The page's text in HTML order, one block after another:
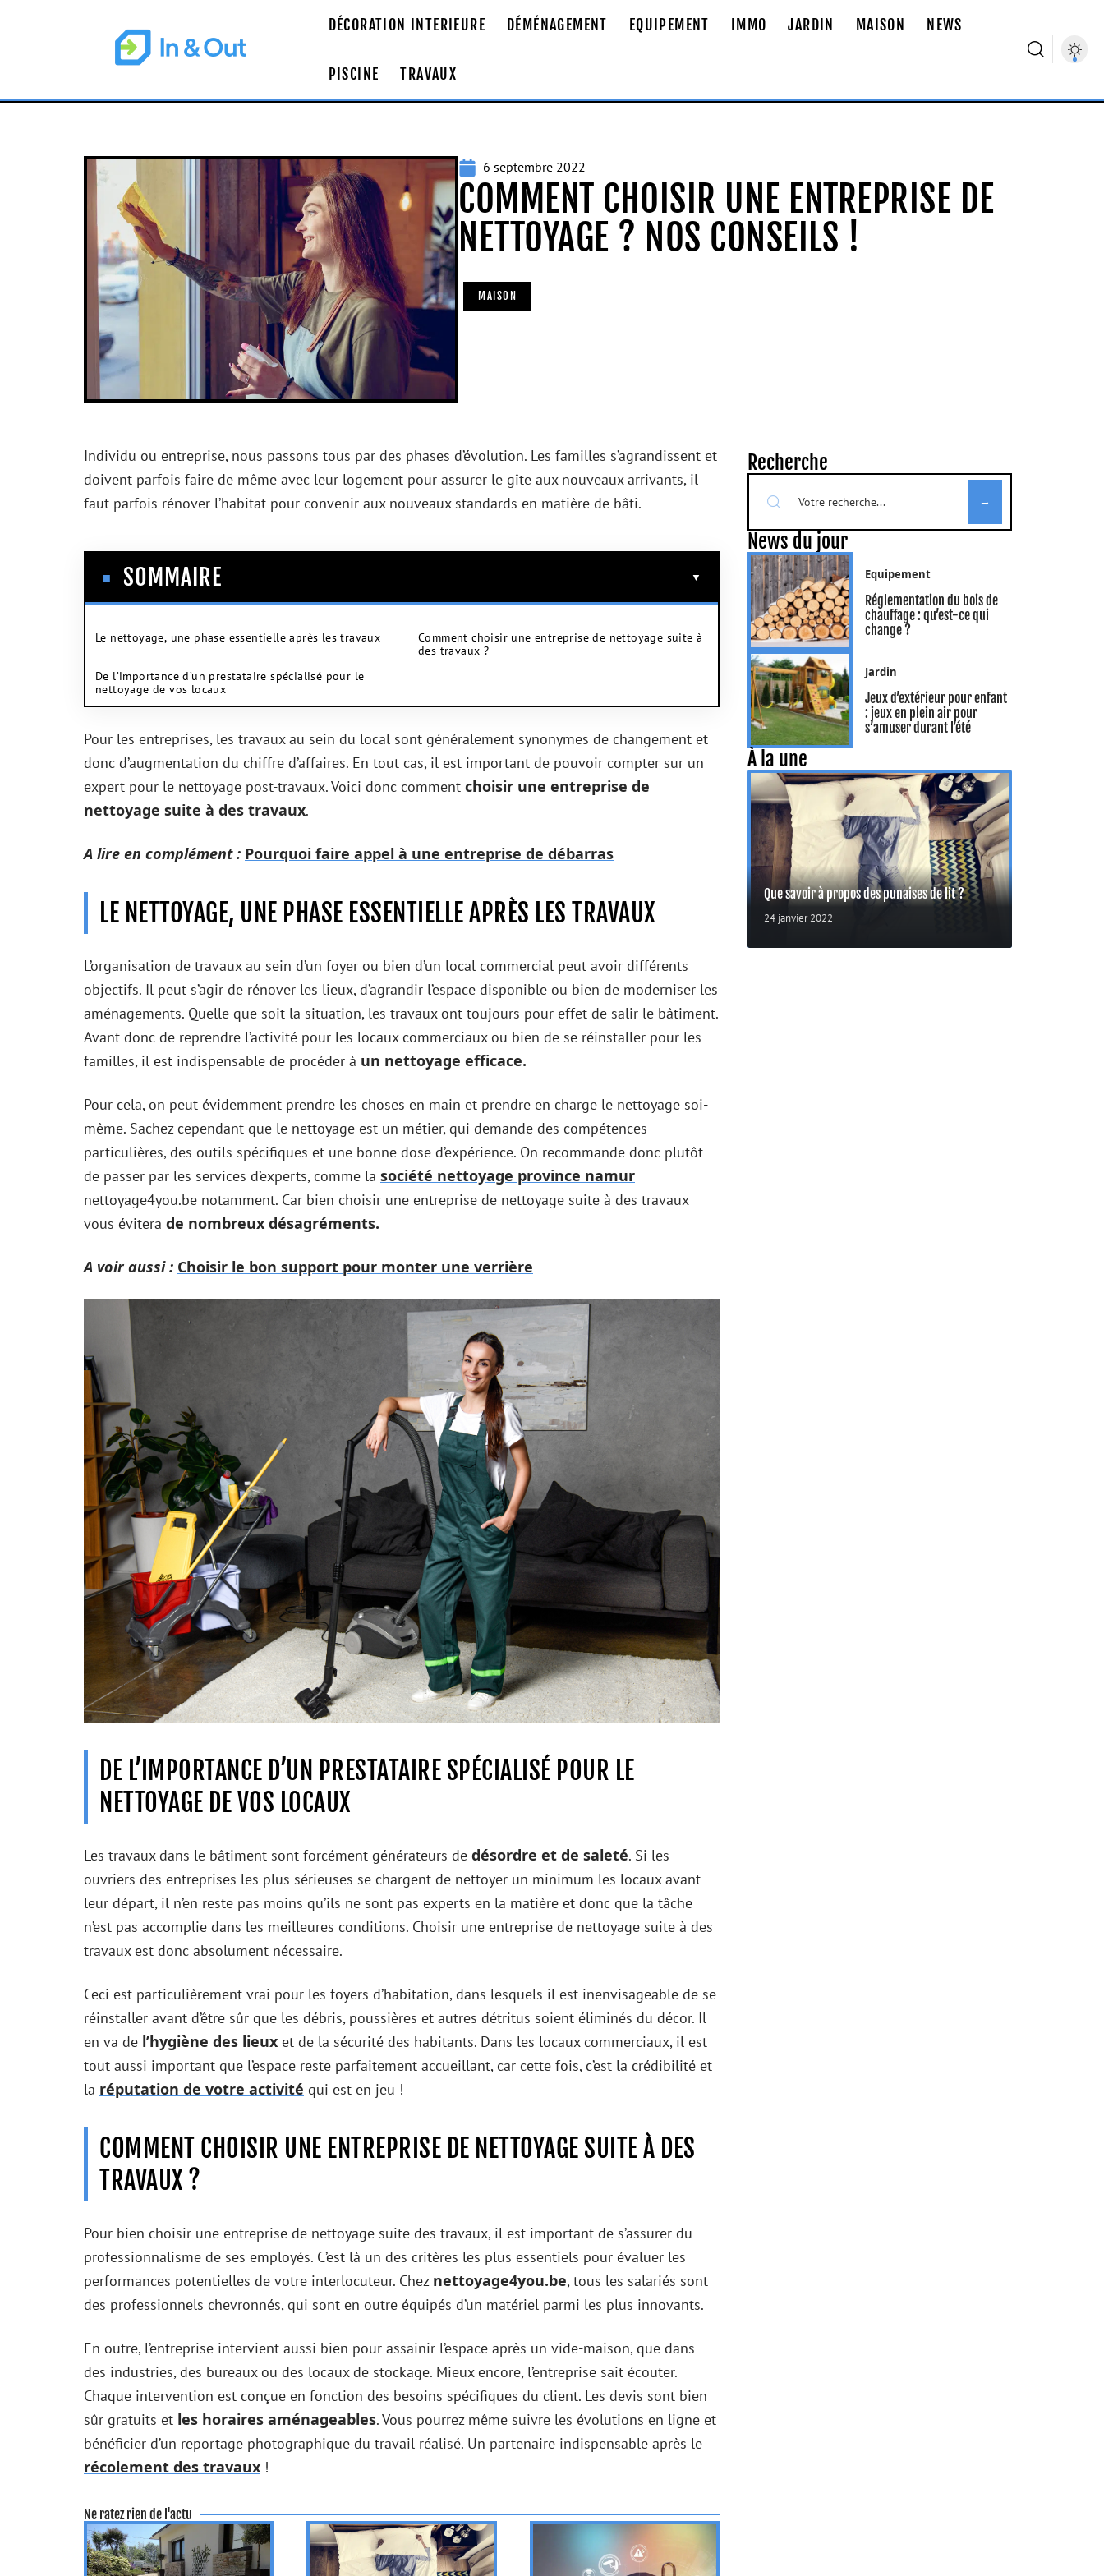
DÉCORATION INTERIEURE DÉMÉNAGEMENT EQUIPEMENT IMMO JARDIN MAISON NEWS
PISCINE TRAVAUX
6 septembre 2022
COMMENT CHOISIR UNE ENTREPRISE DE
NETTOYAGE ? NOS CONSEILS !
MAISON
Individu ou entreprise, nous passons tous par des phases d’évolution. Les familles s’agrandissent et
doivent parfois faire de même avec leur logement pour assurer le gîte aux nouveaux arrivants, il
faut parfois rénover l’habitat pour convenir aux nouveaux standards en matière de bâti.
SOMMAIRE
Le nettoyage, une phase essentielle après les travaux
De l’importance d’un prestataire spécialisé pour le
nettoyage de vos locaux
Comment choisir une entreprise de nettoyage suite à
des travaux ?
Pour les entreprises, les travaux au sein du local sont généralement synonymes de changement et
donc d’augmentation du chiffre d’affaires. En tout cas, il est important de pouvoir compter sur un
expert pour le nettoyage post-travaux. Voici donc comment choisir une entreprise de
nettoyage suite à des travaux.
A lire en complément : Pourquoi faire appel à une entreprise de débarras
LE NETTOYAGE, UNE PHASE ESSENTIELLE APRÈS LES TRAVAUX
L’organisation de travaux au sein d’un foyer ou bien d’un local commercial peut avoir différents
objectifs. Il peut s’agir de rénover les lieux, d’agrandir l’espace disponible ou bien de moderniser les
aménagements. Quelle que soit la situation, les travaux ont toujours pour effet de salir le bâtiment.
Avant donc de reprendre l’activité pour les locaux commerciaux ou bien de se réinstaller pour les
familles, il est indispensable de procéder à un nettoyage efficace.
Pour cela, on peut évidemment prendre les choses en main et prendre en charge le nettoyage soi-
même. Sachez cependant que le nettoyage est un métier, qui demande des compétences
particulières, des outils spécifiques et une bonne dose d’expérience. On recommande donc plutôt
de passer par les services d’experts, comme la société nettoyage province namur
nettoyage4you.be notamment. Car bien choisir une entreprise de nettoyage suite à des travaux
vous évitera de nombreux désagréments.
A voir aussi : Choisir le bon support pour monter une verrière
DE L’IMPORTANCE D’UN PRESTATAIRE SPÉCIALISÉ POUR LE
NETTOYAGE DE VOS LOCAUX
Les travaux dans le bâtiment sont forcément générateurs de désordre et de saleté. Si les
ouvriers des entreprises les plus sérieuses se chargent de nettoyer un minimum les locaux avant
leur départ, il n’en reste pas moins qu’ils ne sont pas experts en la matière et donc que la tâche
n’est pas accomplie dans les meilleures conditions. Choisir une entreprise de nettoyage suite à des
travaux est donc absolument nécessaire.
Ceci est particulièrement vrai pour les foyers d’habitation, dans lesquels il est inenvisageable de se
réinstaller avant d’être sûr que les débris, poussières et autres détritus soient éliminés du décor. Il
en va de l’hygiène des lieux et de la sécurité des habitants. Dans les locaux commerciaux, il est
tout aussi important que l’espace reste parfaitement accueillant, car cette fois, c’est la crédibilité et
la réputation de votre activité qui est en jeu !
COMMENT CHOISIR UNE ENTREPRISE DE NETTOYAGE SUITE À DES
TRAVAUX ?
Pour bien choisir une entreprise de nettoyage suite des travaux, il est important de s’assurer du
professionnalisme de ses employés. C’est là un des critères les plus essentiels pour évaluer les
performances potentielles de votre interlocuteur. Chez nettoyage4you.be, tous les salariés sont
des professionnels chevronnés, qui sont en outre équipés d’un matériel parmi les plus innovants.
En outre, l’entreprise intervient aussi bien pour assainir l’espace après un vide-maison, que dans
des industries, des bureaux ou des locaux de stockage. Mieux encore, l’entreprise sait écouter.
Chaque intervention est conçue en fonction des besoins spécifiques du client. Les devis sont bien
sûr gratuits et les horaires aménageables. Vous pourrez même suivre les évolutions en ligne et
bénéficier d’un reportage photographique du travail réalisé. Un partenaire indispensable après le
récolement des travaux !
Ne ratez rien de l'actu
Recherche
News du jour
Equipement
Réglementation du bois de
chauffage : qu’est-ce qui
change ?
Jardin
Jeux d’extérieur pour enfant
: jeux en plein air pour
s’amuser durant l’été
À la une
Que savoir à propos des punaises de lit ?
24 janvier 2022